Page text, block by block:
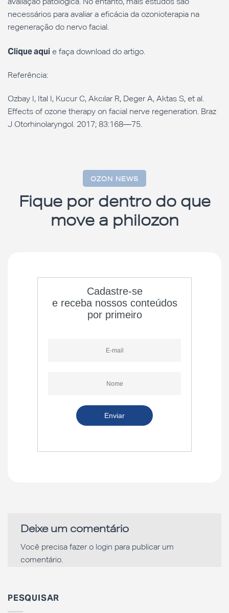
avaliação patológica. No entanto, mais estudos são
necessários para avaliar a eficácia da ozonioterapia na
regeneração do nervo facial.
Clique aqui e faça download do artigo.
Referência:
Ozbay I, Ital I, Kucur C, Akcılar R, Deger A, Aktas S, et al.
Effects of ozone therapy on facial nerve regeneration. Braz
J Otorhinolaryngol. 2017; 83:168—75.
OZON NEWS
Fique por dentro do que
move a philozon
Deixe um comentário
Você precisa fazer o login para publicar um
comentário.
PESQUISAR